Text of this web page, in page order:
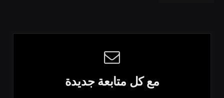
مع كل متابعة جديدة